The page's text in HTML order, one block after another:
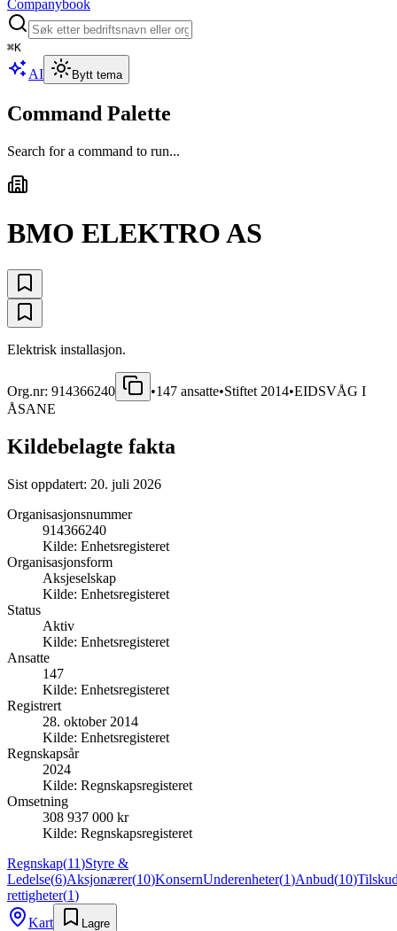
Companybook
⌘K
AI Bytt tema
Command Palette
Search for a command to run...
BMO ELEKTRO AS
Elektrisk installasjon.
Org.nr: 914366240 •147 ansatte•Stiftet 2014•EIDSVÅG I
ÅSANE
Kildebelagte fakta
Sist oppdatert: 20. juli 2026
Organisasjonsnummer
914366240
Kilde: Enhetsregisteret
Organisasjonsform
Aksjeselskap
Kilde: Enhetsregisteret
Status
Aktiv
Kilde: Enhetsregisteret
Ansatte
147
Kilde: Enhetsregisteret
Registrert
28. oktober 2014
Kilde: Enhetsregisteret
Regnskapsår
2024
Kilde: Regnskapsregisteret
Omsetning
308 937 000 kr
Kilde: Regnskapsregisteret
Regnskap(11)Styre &
Ledelse(6)Aksjonærer(10)KonsernUnderenheter(1)Anbud(10)
rettigheter(1)
Kart
Lagre